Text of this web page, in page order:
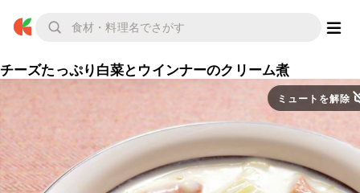
チーズたっぷり白菜とウインナーのクリーム煮
ミュートを解除